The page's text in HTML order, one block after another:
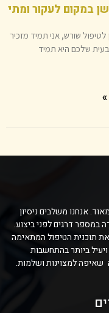
במקום לעקור ומתי
שורש, אני תמיד מזכיר
שלכם היא תמיד
אנחנו משלבים ניסיון
במספר דרגים לפני ביצוע.
תוכנית הטיפול המתאימה
ביותר בהתחשבות
שאיפה למצוינות ושלמות.